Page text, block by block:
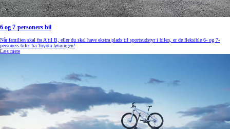
6 og 7-personers bil
Når familien skal fra A til B, eller du skal have ekstra plads til sportsudstyr i bilen, er de fleksible 6- og 7-
personers biler fra Toyota løsningen!
Læs mere